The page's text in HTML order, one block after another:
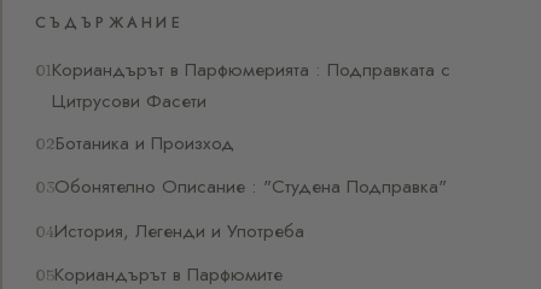
СЪДЪРЖАНИЕ
Кориандърът в Парфюмерията : Подправката с
Цитрусови Фасети
Ботаника и Произход
Обонятелно Описание : "Студена Подправка"
История, Легенди и Употреба
Кориандърът в Парфюмите